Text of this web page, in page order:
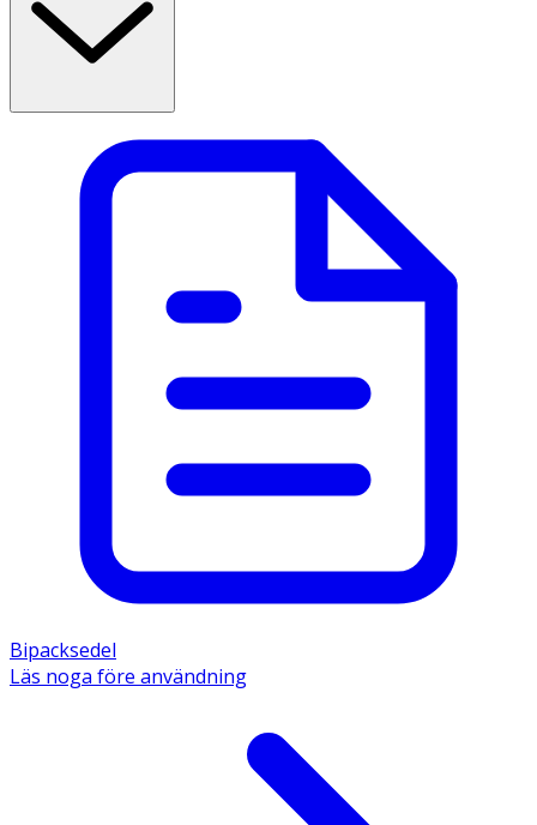
Bipacksedel
Läs noga före användning